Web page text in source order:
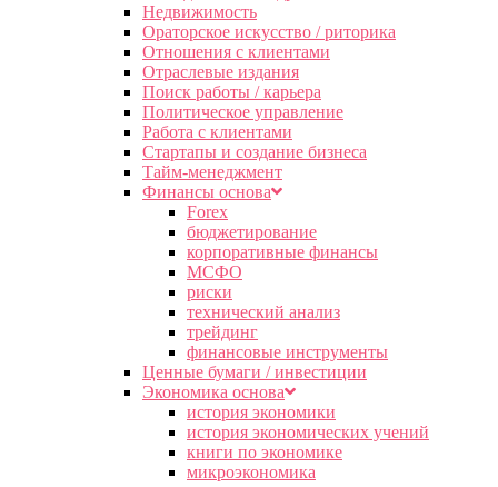
Недвижимость
Ораторское искусство / риторика
Отношения с клиентами
Отраслевые издания
Поиск работы / карьера
Политическое управление
Работа с клиентами
Стартапы и создание бизнеса
Тайм-менеджмент
Финансы основа
Forex
бюджетирование
корпоративные финансы
МСФО
риски
технический анализ
трейдинг
финансовые инструменты
Ценные бумаги / инвестиции
Экономика основа
история экономики
история экономических учений
книги по экономике
микроэкономика